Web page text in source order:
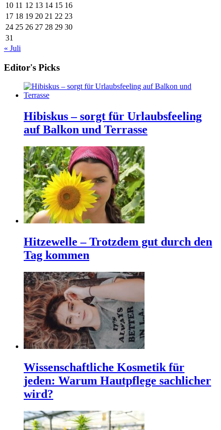
10 11 12 13 14 15 16
17 18 19 20 21 22 23
24 25 26 27 28 29 30
31
« Juli
Editor's Picks
Hibiskus – sorgt für Urlaubsfeeling
auf Balkon und Terrasse
Hitzewelle – Trotzdem gut durch den
Tag kommen
Wissenschaftliche Kosmetik für
jeden: Warum Hautpflege sachlicher
wird?